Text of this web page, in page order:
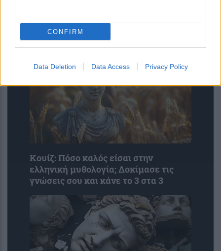
CONFIRM
Data Deletion Data Access Privacy Policy
Κουίζ: Πόσο καλός είσαι στην
ελληνική μυθολογία; Δοκίμασε τις
γνώσεις σου και κάνε το 3 στα 3